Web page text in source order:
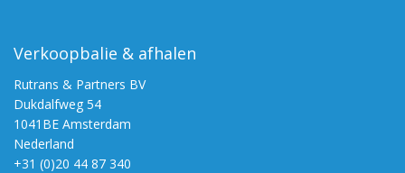
Verkoopbalie & afhalen
Rutrans & Partners BV
Dukdalfweg 54
1041BE Amsterdam
Nederland
+31 (0)20 44 87 340